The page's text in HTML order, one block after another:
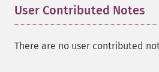
User Contributed Notes
There are no user contributed